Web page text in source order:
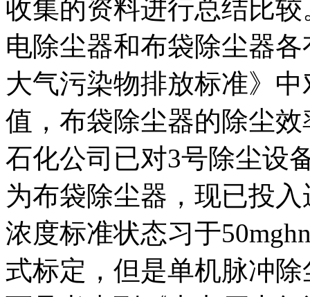
收集的资料进行总结比较
电除尘器和布袋除尘器
大气污染物排放标准》
值，布袋除尘器的除尘
石化公司已对3号除尘设
为布袋除尘器，现已投
浓度标准状态习于
式标定，但是单机脉冲